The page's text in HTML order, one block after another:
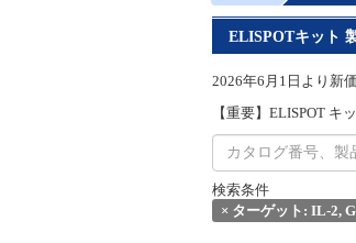
ELISPOTキット
2026年6月1日より新
【重要】ELISPOT キ
検索条件
× ターゲット: IL-2,